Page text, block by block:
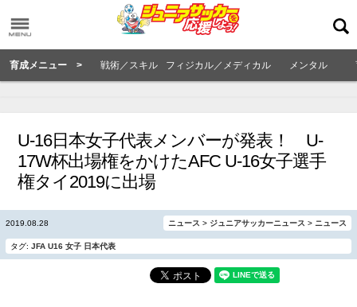
育成メニュー > 戦術／スキル フィジカル／メディカル メンタル
U-16日本女子代表メンバーが発表！ U-
17W杯出場権をかけたAFC U-16女子選手
権タイ2019に出場
2019.08.28 ニュース > ジュニアサッカーニュース > ニュース
タグ: JFA U16 女子 日本代表